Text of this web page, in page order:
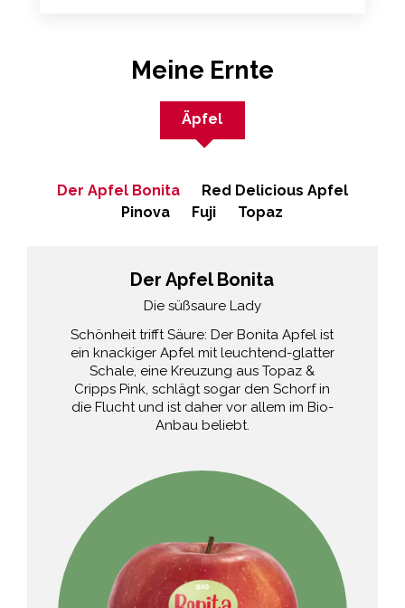
Meine Ernte
Der Apfel Bonita
Die süßsaure Lady
Schönheit trifft Säure: Der Bonita Apfel ist
ein knackiger Apfel mit leuchtend-glatter
Schale, eine Kreuzung aus Topaz &
Cripps Pink, schlägt sogar den Schorf in
die Flucht und ist daher vor allem im Bio-
Anbau beliebt.
Der Apfel Bonita
Red Delicious Apfel
Pinova
Fuji Topaz
Äpfel